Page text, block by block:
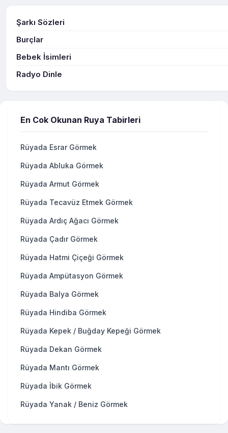
Şarkı Sözleri
Burçlar
Bebek İsimleri
Radyo Dinle
En Cok Okunan Ruya Tabirleri
Rüyada Esrar Görmek
Rüyada Abluka Görmek
Rüyada Armut Görmek
Rüyada Tecavüz Etmek Görmek
Rüyada Ardıç Ağacı Görmek
Rüyada Çadır Görmek
Rüyada Hatmi Çiçeği Görmek
Rüyada Ampütasyon Görmek
Rüyada Balya Görmek
Rüyada Hindiba Görmek
Rüyada Kepek / Buğday Kepeği Görmek
Rüyada Dekan Görmek
Rüyada Mantı Görmek
Rüyada İbik Görmek
Rüyada Yanak / Beniz Görmek